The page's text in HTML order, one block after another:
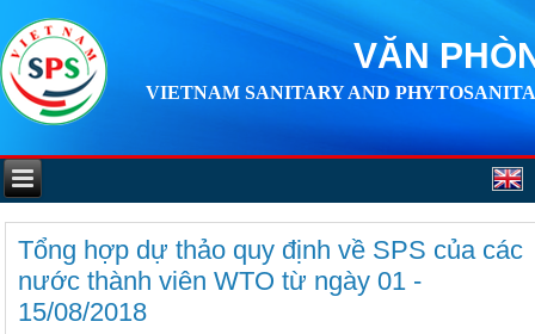
VĂN
VIETNAM SANITARY AND
Tổng hợp dự thảo quy định về SPS của các
nước thành viên WTO từ ngày 01 -
15/08/2018